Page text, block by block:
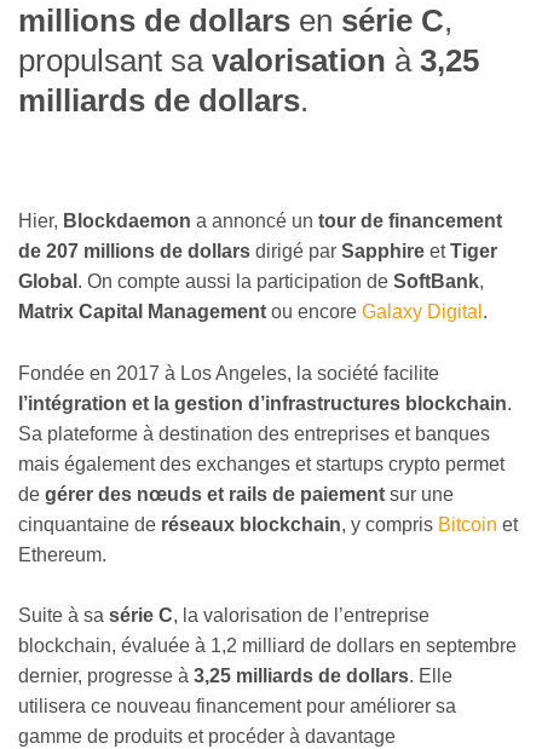
millions de dollars en série C,
propulsant sa valorisation à 3,25
milliards de dollars.
Hier, Blockdaemon a annoncé un tour de financement
de 207 millions de dollars dirigé par Sapphire etTiger
Global . On compte aussi la participation de SoftBank,
Matrix Capital Management ou encore Galaxy Digital .
Fondée en 2017 à Los Angeles, la société facilite
l’intégration et la gestion d’infrastructures blockchain.
Sa plateforme à destination des entreprises et banques
mais également des exchanges et startups crypto permet
de gérer des nœuds et rails de paiement sur une
cinquantaine de réseaux blockchain, y compris Bitcoin et
Ethereum.
Suite à sa série C, la valorisation de l’entreprise
blockchain, évaluée à 1,2 milliard de dollars en septembre
dernier, progresse à 3,25 milliards de dollars. Elle
utilisera ce nouveau financement pour améliorer sa
gamme de produits et procéder à davantage